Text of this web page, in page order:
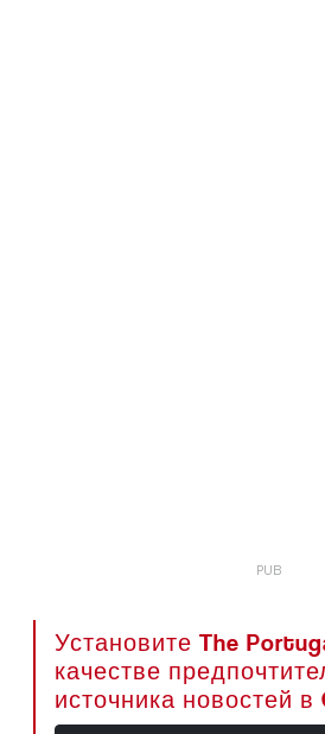
Установите The
качестве
источника новостей в